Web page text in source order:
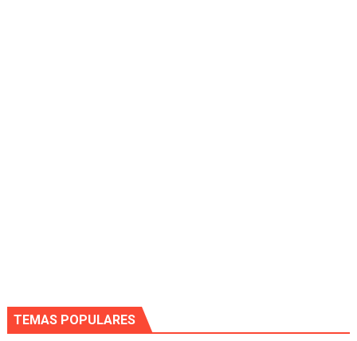
TEMAS POPULARES